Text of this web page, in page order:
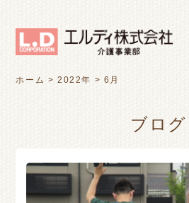
ホーム >2022年 > 6月
ブログ